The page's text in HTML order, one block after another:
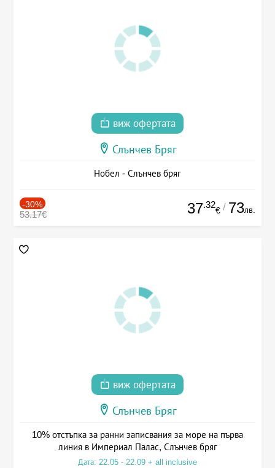
виж офертата
Слънчев Бряг
Нобел - Слънчев бряг
-30%
53.17€ 37.32
€ / 73лв.
виж офертата
Слънчев Бряг
10% отстъпка за ранни записвания за море на първа
линия в Империал Палас, Слънчев бряг
Дата: 22.05 - 22.09 + all inclusive